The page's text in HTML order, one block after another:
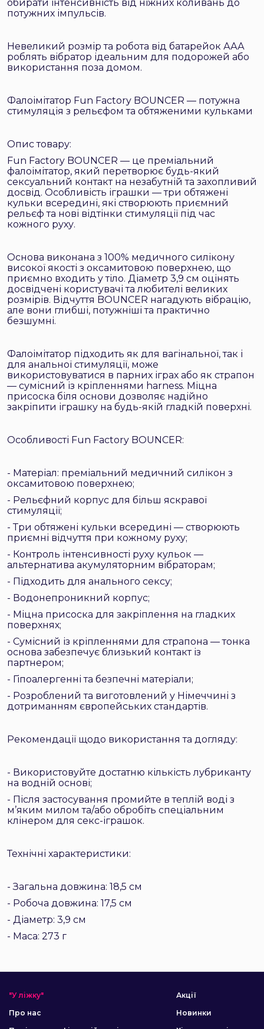
обирати інтенсивність від ніжних коливань до
потужних імпульсів.
Невеликий розмір та робота від батарейок ААА
роблять вібратор ідеальним для подорожей або
використання поза домом.
Фалоімітатор Fun Factory BOUNCER — потужна
стимуляція з рельєфом та обтяженими кульками
Опис товару:
Fun Factory BOUNCER — це преміальний
фалоімітатор, який перетворює будь-який
сексуальний контакт на незабутній та захопливий
досвід. Особливість іграшки — три обтяжені
кульки всередині, які створюють приємний
рельєф та нові відтінки стимуляції під час
кожного руху.
Основа виконана з 100% медичного силікону
високої якості з оксамитовою поверхнею, що
приємно входить у тіло. Діаметр 3,9 см оцінять
досвідчені користувачі та любителі великих
розмірів. Відчуття BOUNCER нагадують вібрацію,
але вони глибші, потужніші та практично
безшумні.
Фалоімітатор підходить як для вагінальної, так і
для анальної стимуляції, може
використовуватися в парних іграх або як страпон
— сумісний із кріпленнями harness. Міцна
присоска біля основи дозволяє надійно
закріпити іграшку на будь-якій гладкій поверхні.
Особливості Fun Factory BOUNCER:
- Матеріал: преміальний медичний силікон з
оксамитовою поверхнею;
- Рельєфний корпус для більш яскравої
стимуляції;
- Три обтяжені кульки всередині — створюють
приємні відчуття при кожному руху;
- Контроль інтенсивності руху кульок —
альтернатива акумуляторним вібраторам;
- Підходить для анального сексу;
- Водонепроникний корпус;
- Міцна присоска для закріплення на гладких
поверхнях;
- Сумісний із кріпленнями для страпона — тонка
основа забезпечує близький контакт із
партнером;
- Гіпоалергенні та безпечні матеріали;
- Розроблений та виготовлений у Німеччині з
дотриманням європейських стандартів.
Рекомендації щодо використання та догляду:
- Використовуйте достатню кількість лубриканту
на водній основі;
- Після застосування промийте в теплій воді з
м’яким милом та/або обробіть спеціальним
клінером для секс-іграшок.
Технічні характеристики:
- Загальна довжина: 18,5 см
- Робоча довжина: 17,5 см
- Діаметр: 3,9 см
- Маса: 273 г
"У ліжку"
Про нас
Акції
Новинки